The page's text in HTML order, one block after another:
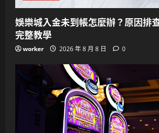
娛樂城入金未到帳怎麼辦？原因排
完整教學
worker 2026 年 8 月 8 日 0